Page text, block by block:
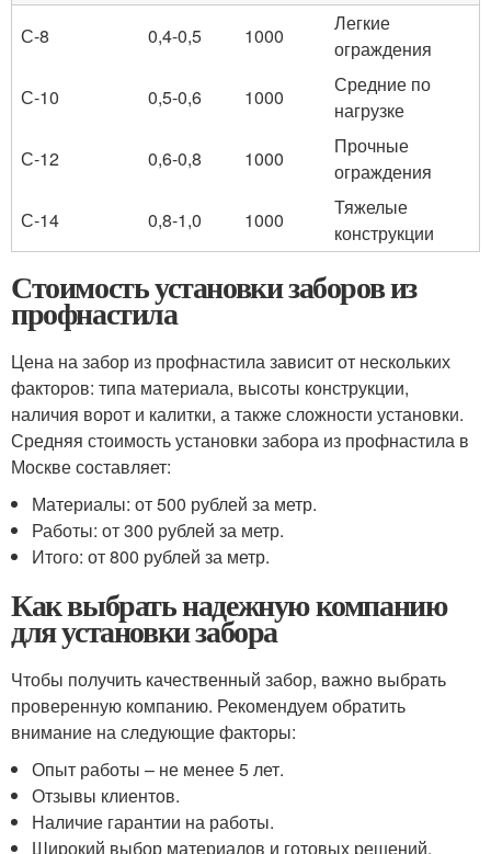
С-8 0,4-0,5 1000
Легкие
ограждения
С-10
0,5-0,6 1000
Средние по
нагрузке
С-12
0,6-0,8 1000
Прочные
ограждения
С-14
0,8-1,0 1000
Тяжелые
конструкции
Стоимость установки заборов из
профнастила
Цена на забор из профнастила зависит от нескольких
факторов: типа материала, высоты конструкции,
наличия ворот и калитки, а также сложности установки.
Средняя стоимость установки забора из профнастила в
Москве составляет:
Материалы: от 500 рублей за метр.
Работы: от 300 рублей за метр.
Итого: от 800 рублей за метр.
Как выбрать надежную компанию
для установки забора
Чтобы получить качественный забор, важно выбрать
проверенную компанию. Рекомендуем обратить
внимание на следующие факторы:
Опыт работы – не менее 5 лет.
Отзывы клиентов.
Наличие гарантии на работы.
Широкий выбор материалов и готовых решений.